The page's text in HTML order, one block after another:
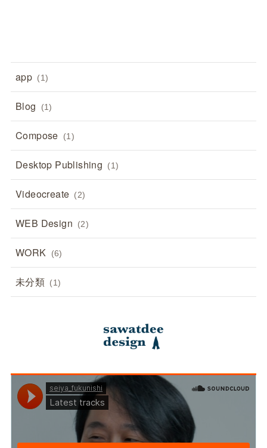
app (1)
Blog (1)
Compose (1)
Desktop Publishing (1)
Videocreate (2)
WEB Design (2)
WORK (6)
未分類 (1)